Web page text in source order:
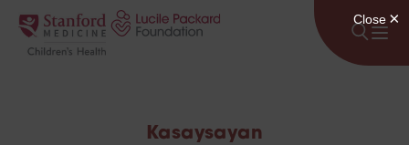
Lumaktaw sa nilalaman
Kasaysayan